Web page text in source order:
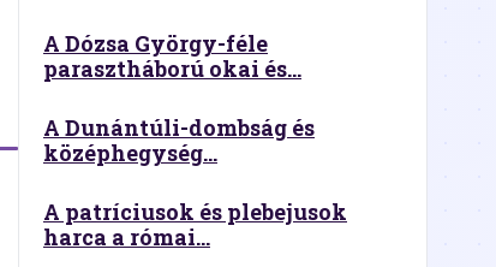
A Dózsa György-féle
parasztháború okai és...
A Dunántúli-dombság és
középhegység...
A patríciusok és plebejusok
harca a római...